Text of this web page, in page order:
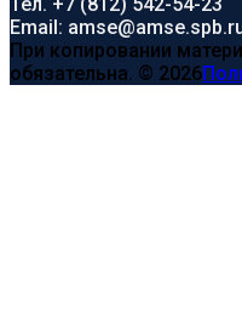
Email:
При копировании
обязательна. © 2026